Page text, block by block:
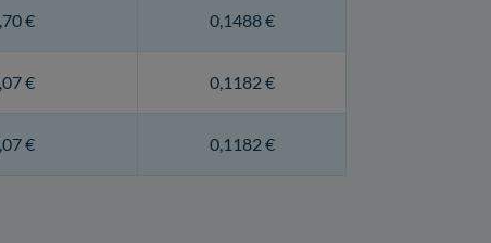
€ 0,1488 €
€ 0,1182 €
€ 0,1182 €